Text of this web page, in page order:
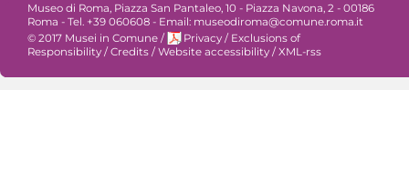
Museo di Roma, Piazza San Pantaleo, 10 - Piazza Navona, 2 - 00186
Roma - Tel. +39 060608 - Email: museodiroma@comune.roma.it
© 2017 Musei in Comune / Privacy / Exclusions of
Responsibility /Credits /Website accessibility /XML-rss